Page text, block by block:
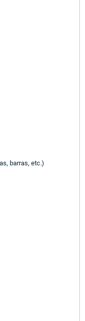
barras, etc.)